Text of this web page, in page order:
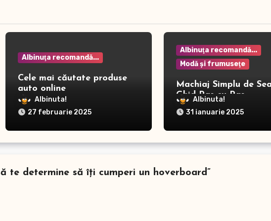
Albinuţa recomandă...
Cele mai căutate produse
auto online
Albinuta!
27 februarie 2025
Albinuţa recomandă...
Modă şi frumuseţe
Machiaj Simplu de
Ghid Pas cu Pas
Albinuta!
31 ianuarie 2025
te determine să îţi cumperi un hoverboard”